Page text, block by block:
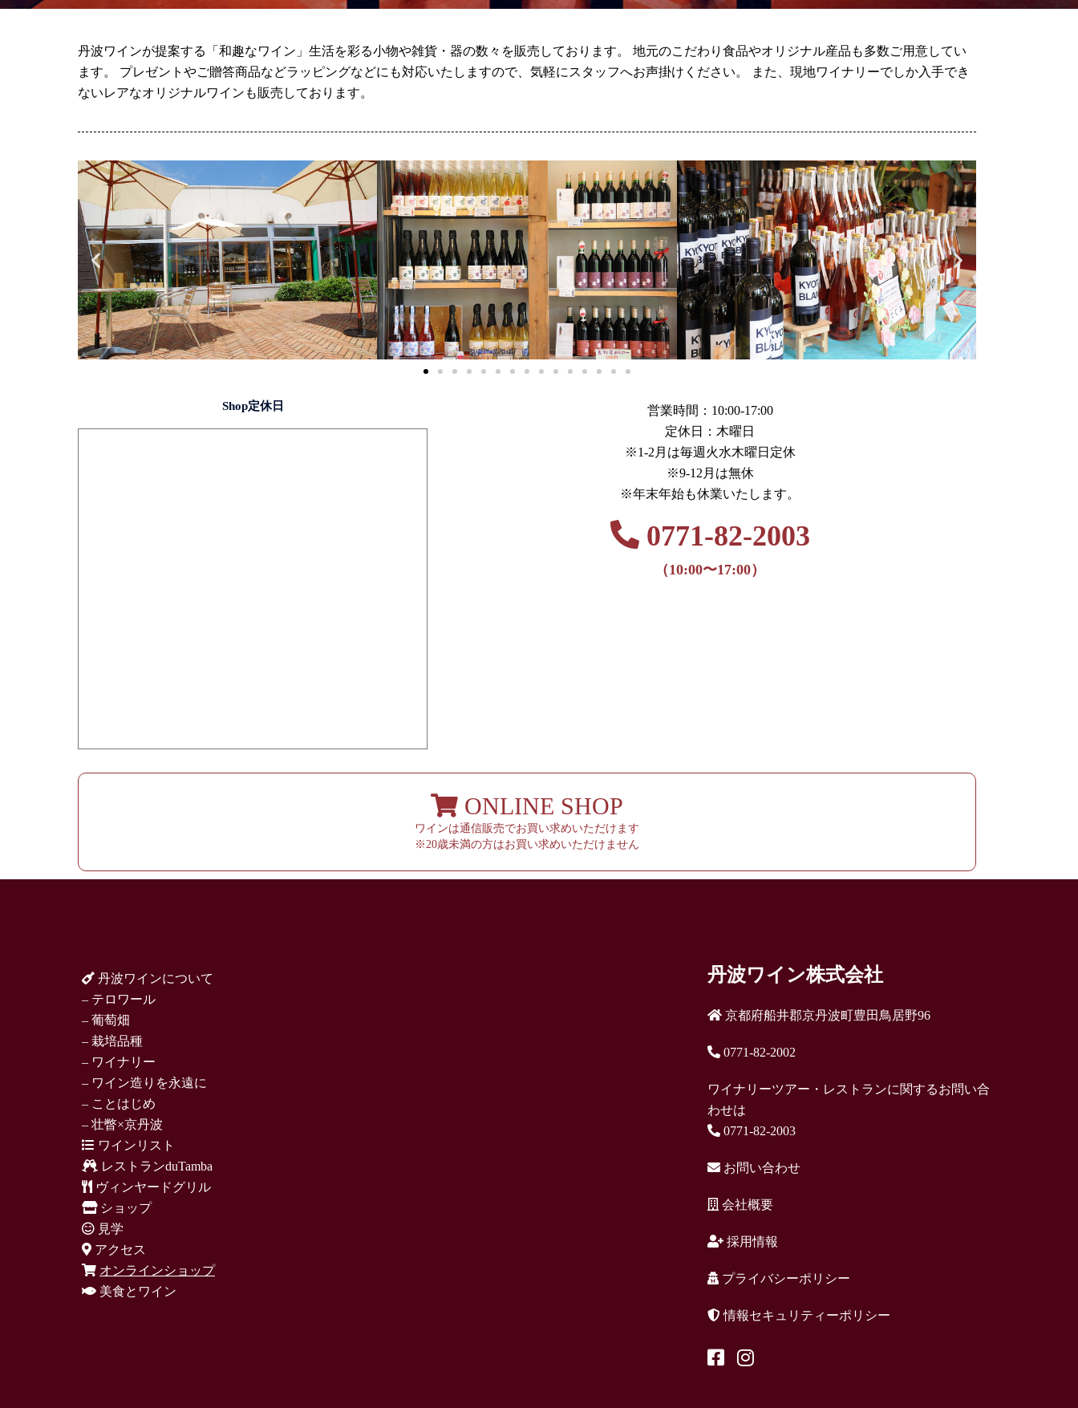
丹波ワインが提案する「和趣なワイン」生活を彩る小物や雑貨・器の数々を販売しております。 地元のこだわり食品やオリジナル産品も多数ご用意してい
ます。 プレゼントやご贈答商品などラッピングなどにも対応いたしますので、気軽にスタッフへお声掛けください。 また、現地ワイナリーでしか入手でき
ないレアなオリジナルワインも販売しております。
Shop定休日
営業時間：10:00-17:00
定休日：木曜日
※1-2月は毎週火水木曜日定休
※9-12月は無休
※年末年始も休業いたします。
0771-82-2003
（10:00〜17:00）
ONLINE SHOP
ワインは通信販売でお買い求めいただけます
※20歳未満の方はお買い求めいただけません
丹波ワインについて
– テロワール
– 葡萄畑
– 栽培品種
– ワイナリー
– ワイン造りを永遠に
– ことはじめ
– 壮瞥×京丹波
ワインリスト
レストランduTamba
ヴィンヤードグリル
ショップ
見学
アクセス
オンラインショップ
美食とワイン
丹波ワイン株式会社
京都府船井郡京丹波町豊田鳥居野96
0771-82-2002
ワイナリーツアー・レストランに関するお問い合
わせは
0771-82-2003
お問い合わせ
会社概要
採用情報
プライバシーポリシー
情報セキュリティーポリシー